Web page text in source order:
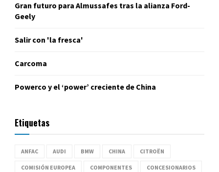
Gran futuro para Almussafes tras la alianza Ford-
Geely
Salir con 'la fresca'
Carcoma
Powerco y el ‘power’ creciente de China
Etiquetas
ANFAC AUDI BMW CHINA CITROËN
COMISIÓN EUROPEA COMPONENTES CONCESIONARIOS